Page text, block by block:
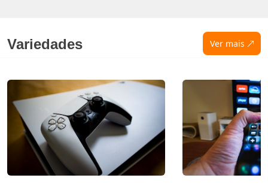
Variedades Ver mais